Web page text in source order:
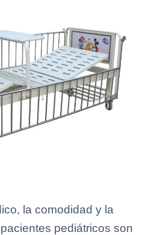
la comodidad y la
pediátricos son